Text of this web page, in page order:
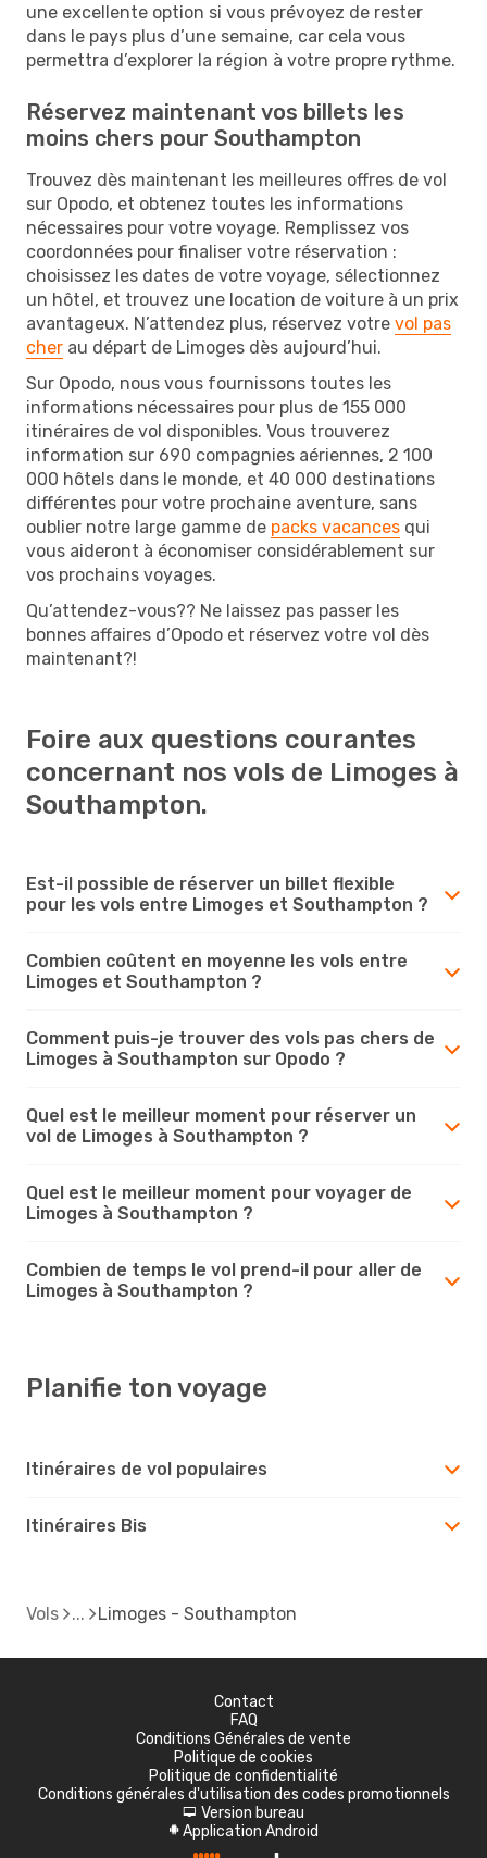
une excellente option si vous prévoyez de rester
dans le pays plus d’une semaine, car cela vous
permettra d’explorer la région à votre propre rythme.
Réservez maintenant vos billets les
moins chers pour Southampton
Trouvez dès maintenant les meilleures offres de vol
sur Opodo, et obtenez toutes les informations
nécessaires pour votre voyage. Remplissez vos
coordonnées pour finaliser votre réservation :
choisissez les dates de votre voyage, sélectionnez
un hôtel, et trouvez une location de voiture à un prix
avantageux. N’attendez plus, réservez votre vol pas
cher au départ de Limoges dès aujourd’hui.
Sur Opodo, nous vous fournissons toutes les
informations nécessaires pour plus de 155 000
itinéraires de vol disponibles. Vous trouverez
information sur 690 compagnies aériennes, 2 100
000 hôtels dans le monde, et 40 000 destinations
différentes pour votre prochaine aventure, sans
oublier notre large gamme de packs vacances qui
vous aideront à économiser considérablement sur
vos prochains voyages.
Qu’attendez-vous?? Ne laissez pas passer les
bonnes affaires d’Opodo et réservez votre vol dès
maintenant?!
Foire aux questions courantes
concernant nos vols de Limoges à
Southampton.
Est-il possible de réserver un billet flexible
pour les vols entre Limoges et Southampton ?
Combien coûtent en moyenne les vols entre
Limoges et Southampton ?
Comment puis-je trouver des vols pas chers de
Limoges à Southampton sur Opodo ?
Quel est le meilleur moment pour réserver un
vol de Limoges à Southampton ?
Quel est le meilleur moment pour voyager de
Limoges à Southampton ?
Combien de temps le vol prend-il pour aller de
Limoges à Southampton ?
Planifie ton voyage
Itinéraires de vol populaires
Itinéraires Bis
Vols Limoges - Southampton
Contact
FAQ
Conditions Générales de vente
Politique de cookies
Politique de confidentialité
Conditions générales d'utilisation des codes promotionnels
d Version bureau
A Application Android